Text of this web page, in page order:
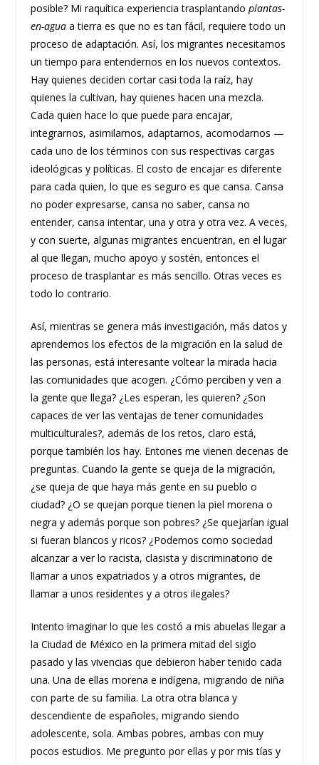
posible? Mi raquítica experiencia trasplantando plantas-
en-aguaa tierra es que no es tan fácil, requiere todo un
proceso de adaptación. Así, los migrantes necesitamos
un tiempo para entendernos en los nuevos contextos.
Hay quienes deciden cortar casi toda la raíz, hay
quienes la cultivan, hay quienes hacen una mezcla.
Cada quien hace lo que puede para encajar,
integrarnos, asimilarnos, adaptarnos, acomodarnos —
cada uno de los términos con sus respectivas cargas
ideológicas y políticas. El costo de encajar es diferente
para cada quien, lo que es seguro es que cansa. Cansa
no poder expresarse, cansa no saber, cansa no
entender, cansa intentar, una y otra y otra vez. A veces,
y con suerte, algunas migrantes encuentran, en el lugar
al que llegan, mucho apoyo y sostén, entonces el
proceso de trasplantar es más sencillo. Otras veces es
todo lo contrario.
Así, mientras se genera más investigación, más datos y
aprendemos los efectos de la migración en la salud de
las personas, está interesante voltear la mirada hacia
las comunidades que acogen. ¿Cómo perciben y ven a
la gente que llega? ¿Les esperan, les quieren? ¿Son
capaces de ver las ventajas de tener comunidades
multiculturales?, además de los retos, claro está,
porque también los hay. Entones me vienen decenas de
preguntas. Cuando la gente se queja de la migración,
¿se queja de que haya más gente en su pueblo o
ciudad? ¿O se quejan porque tienen la piel morena o
negra y además porque son pobres? ¿Se quejarían igual
si fueran blancos y ricos? ¿Podemos como sociedad
alcanzar a ver lo racista, clasista y discriminatorio de
llamar a unos expatriados y a otros migrantes, de
llamar a unos residentes y a otros ilegales?
Intento imaginar lo que les costó a mis abuelas llegar a
la Ciudad de México en la primera mitad del siglo
pasado y las vivencias que debieron haber tenido cada
una. Una de ellas morena e indígena, migrando de niña
con parte de su familia. La otra otra blanca y
descendiente de españoles, migrando siendo
adolescente, sola. Ambas pobres, ambas con muy
pocos estudios. Me pregunto por ellas y por mis tías y